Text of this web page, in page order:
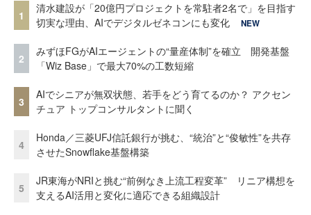
1
清水建設が「20億円プロジェクトを常駐者2名で」を目指す
切実な理由、AIでデジタルゼネコンにも変化
NEW
2
みずほFGがAIエージェントの“量産体制”を確立 開発基盤
「Wiz Base」で最大70%の工数短縮
3
AIでシニアが無双状態、若手をどう育てるのか？ アクセン
チュア トップコンサルタントに聞く
4
Honda／三菱UFJ信託銀行が挑む、“統治”と“俊敏性”を共存
させたSnowflake基盤構築
5
JR東海がNRIと挑む“前例なき上流工程変革” リニア構想を
支えるAI活用と変化に適応できる組織設計